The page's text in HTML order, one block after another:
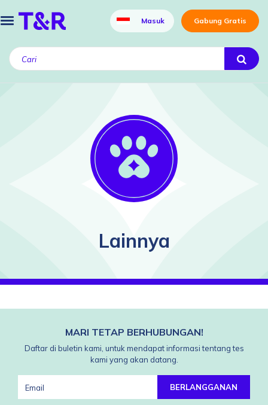
Masuk Gabung Gratis
Lainnya
MARI TETAP BERHUBUNGAN!
Daftar di buletin kami, untuk mendapat informasi tentang tes
kami yang akan datang.
BERLANGGANAN